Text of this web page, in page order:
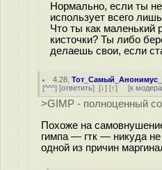
Нормально, если ты
использует всего
Что ты как маленький
кисточки? Ты либо
делаешь свои, если
4.28 ,Тот_Самый_Анонимус_
[^^^] [ответить] [↓] [↑] [к
>GIMP - полноценный
Похоже на
гимпа — гтк — никуда не
одной из причин